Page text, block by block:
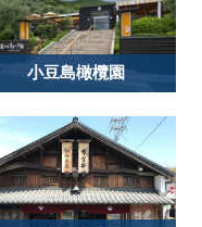
小豆島橄欖園